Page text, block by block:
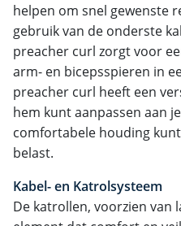
helpen om snel gewenste
gebruik van de onderste
preacher curl zorgt voor
arm- en bicepsspieren in
preacher curl heeft een
hem kunt aanpassen aan
comfortabele houding
belast.
Kabel- en Katrolsysteem
De katrollen, voorzien van